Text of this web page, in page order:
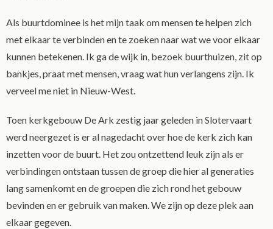
Als buurtdominee is het mijn taak om mensen te helpen zich
met elkaar te verbinden en te zoeken naar wat we voor elkaar
kunnen betekenen. Ik ga de wijk in, bezoek buurthuizen, zit op
bankjes, praat met mensen, vraag wat hun verlangens zijn. Ik
verveel me niet in Nieuw-West.
Toen kerkgebouw De Ark zestig jaar geleden in Slotervaart
werd neergezet is er al nagedacht over hoe de kerk zich kan
inzetten voor de buurt. Het zou ontzettend leuk zijn als er
verbindingen ontstaan tussen de groep die hier al generaties
lang samenkomt en de groepen die zich rond het gebouw
bevinden en er gebruik van maken. We zijn op deze plek aan
elkaar gegeven.